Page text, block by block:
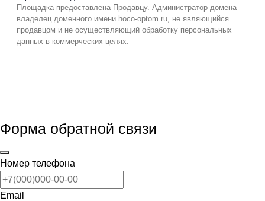
Площадка предоставлена Продавцу. Администратор домена —
владелец доменного имени hoco-optom.ru, не являющийся
продавцом и не осуществляющий обработку персональных
данных в коммерческих целях.
Форма обратной связи
Номер телефона
Email